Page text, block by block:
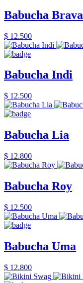
Babucha Brava
$ 12.500
Babucha Indi
$ 12.500
Babucha Lia
$ 12.800
Babucha Roy
$ 12.500
Babucha Uma
$ 12.800